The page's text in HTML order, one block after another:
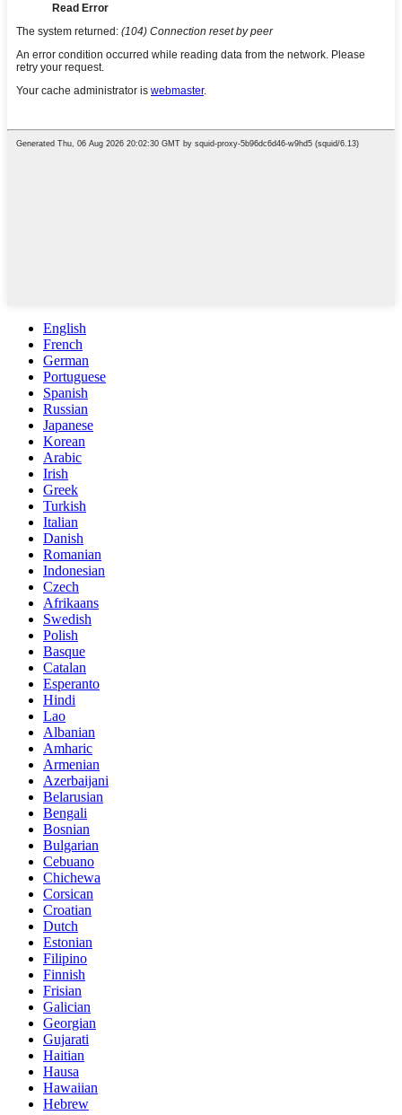
English
French
German
Portuguese
Spanish
Russian
Japanese
Korean
Arabic
Irish
Greek
Turkish
Italian
Danish
Romanian
Indonesian
Czech
Afrikaans
Swedish
Polish
Basque
Catalan
Esperanto
Hindi
Lao
Albanian
Amharic
Armenian
Azerbaijani
Belarusian
Bengali
Bosnian
Bulgarian
Cebuano
Chichewa
Corsican
Croatian
Dutch
Estonian
Filipino
Finnish
Frisian
Galician
Georgian
Gujarati
Haitian
Hausa
Hawaiian
Hebrew